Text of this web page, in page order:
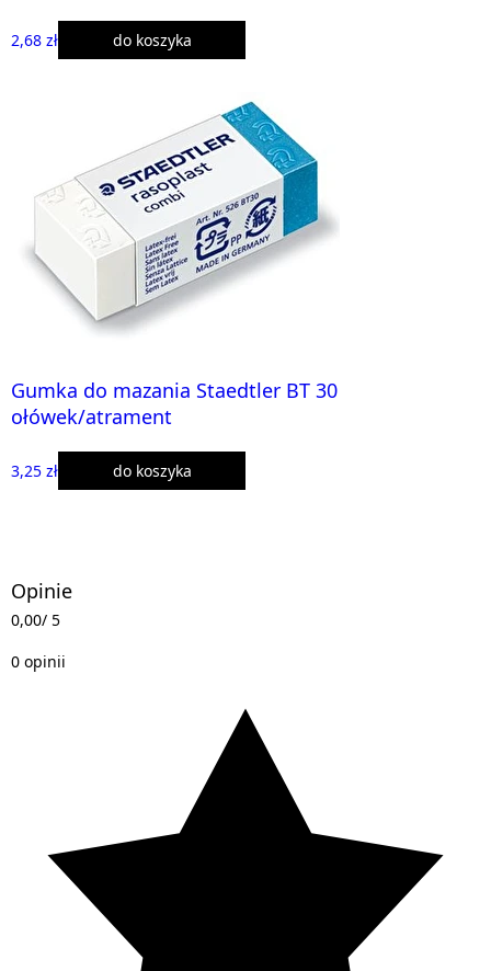
2,68 zł do koszyka
Gumka do mazania Staedtler BT 30
ołówek/atrament
3,25 zł do koszyka
Opinie
0,00/ 5
0 opinii